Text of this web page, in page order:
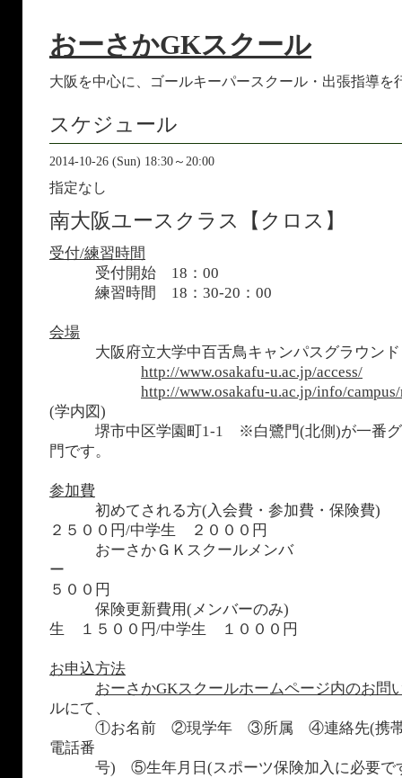
おーさかGKスクール
大阪を中心に、ゴールキーパースクール・出張指導を
スケジュール
2014-10-26 (Sun) 18:30～20:00
指定なし
南大阪ユースクラス【クロス】
受付/練習時間
受付開始 18：00
練習時間 18：30-20：00
会場
大阪府立大学中百舌鳥キャンパスグラウン
http://www.osakafu-u.ac.jp/access/
http://www.osakafu-u.ac.jp/info/
(学内図)
堺市中区学園町1-1 ※白鷺門(北側)が一番グ
門です。
参加費
初めてされる方(入会費・参加費・保
２５００円/中学生 ２０００円
おーさかＧＫスクールメンバ
５００円
保険更新費用(メンバーの
生 １５００円/中学生 １０００円
お申込方法
おーさかGKスクールホームページ内のお問
ルにて、
①お名前 ②現学年 ③所属 ④連絡先(携帯電
電話番
号) ⑤生年月日(スポーツ保険加入に必要で